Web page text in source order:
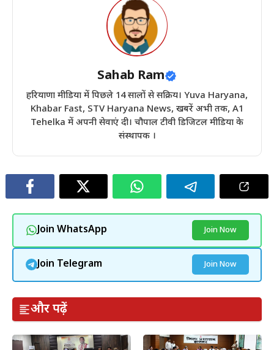
Sahab Ram
हरियाणा मीडिया में पिछले 14 सालों से सक्रिय। Yuva Haryana,
Khabar Fast, STV Haryana News, खबरें अभी तक, A1
Tehelka में अपनी सेवाएं दी। चौपाल टीवी डिजिटल मीडिया के
संस्थापक ।
Join WhatsApp Join Now
Join Telegram Join Now
और पढ़ें